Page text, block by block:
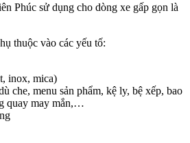
Phúc sử dụng cho dòng xe gấp gọn là
thuộc vào các yếu tố:
inox, mica)
che, menu sản phẩm, kệ ly, bệ xếp, bao
quay may mắn,…